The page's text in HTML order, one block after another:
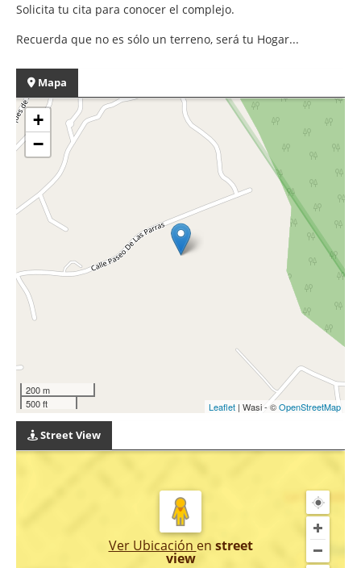
Solicita tu cita para conocer el complejo.
Recuerda que no es sólo un terreno, será tu Hogar...
Mapa
+
−
200 m
500 ft
Leaflet | Wasi - ©OpenStreetMap
Street View
Ver Ubicación en street
view